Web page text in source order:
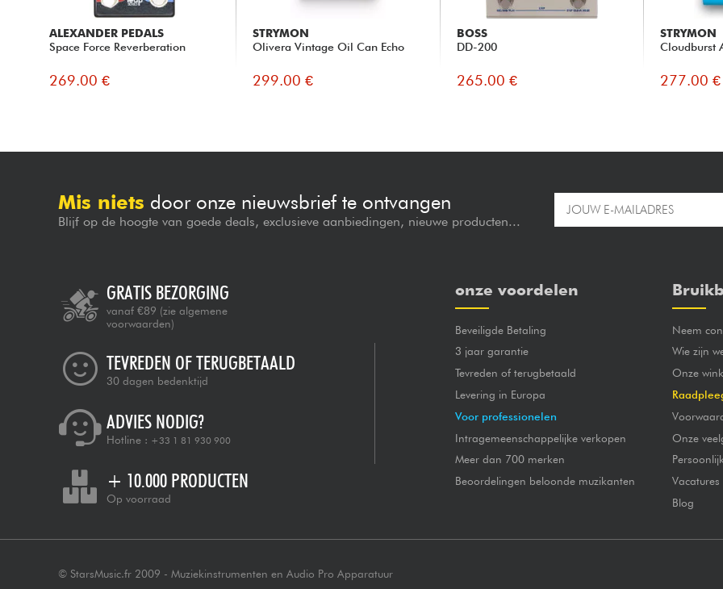
ALEXANDER PEDALS
Space Force Reverberation
269.00 €
STRYMON
Olivera Vintage Oil Can Echo
299.00 €
BOSS
DD-200
265.00 €
STRYMON
Cloudburst
277.00 €
Mis niets door onze nieuwsbrief te ontvangen
Blijf op de hoogte van goede deals, exclusieve aanbiedingen, nieuwe producten...
GRATIS BEZORGING
vanaf €89 (zie algemene
voorwaarden)
TEVREDEN OF TERUGBETAALD
30 dagen bedenktijd
ADVIES NODIG?
Hotline : +33 1 81 930 900
+ 10.000 PRODUCTEN
Op voorraad
onze voordelen
Beveiligde Betaling
3 jaar garantie
Tevreden of terugbetaald
Levering in Europa
Voor professionelen
Intragemeenschappelijke verkopen
Meer dan 700 merken
Beoordelingen beloonde muzikanten
Neem
Wie zijn
Onze
Onze
Vacatures
Blog
© StarsMusic.fr 2009 - Muziekinstrumenten en Audio Pro Apparatuur